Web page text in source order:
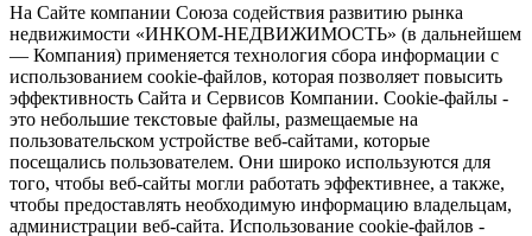
На Сайте компании Союза содействия развитию рынка
недвижимости «ИНКОМ-НЕДВИЖИМОСТЬ» (в дальнейшем
— Компания) применяется технология сбора информации с
использованием cookie-файлов, которая позволяет повысить
эффективность Сайта и Сервисов Компании. Сookie-файлы -
это небольшие текстовые файлы, размещаемые на
пользовательском устройстве веб-сайтами, которые
посещались пользователем. Они широко используются для
того, чтобы веб-сайты могли работать эффективнее, а также,
чтобы предоставлять необходимую информацию владельцам,
администрации веб-сайта. Использование cookie-файлов -